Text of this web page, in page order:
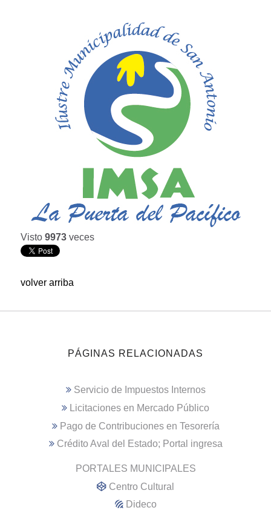
Visto 9973 veces
volver arriba
PÁGINAS RELACIONADAS
Servicio de Impuestos Internos
Licitaciones en Mercado Público
Pago de Contribuciones en Tesorería
Crédito Aval del Estado; Portal ingresa
PORTALES MUNICIPALES
Centro Cultural
Dideco